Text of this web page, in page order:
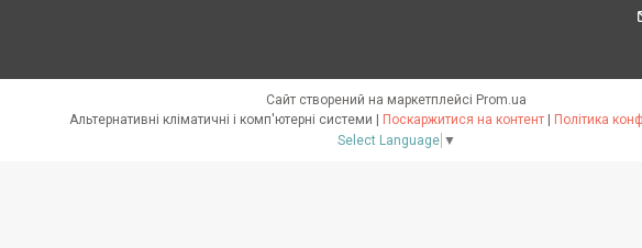
Сайт створений на маркетплейсі Prom.ua
Поскаржитися на контент
Політика
Select Language ▼